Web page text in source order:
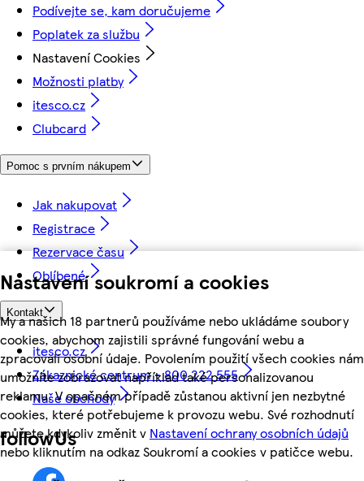
Nastavení soukromí a cookies
My a našich 18 partnerů používáme nebo ukládáme soubory
cookies, abychom zajistili správné fungování webu a
zpracovali osobní údaje. Povolením použití všech cookies nám
umožníte zobrazovat například také personalizovanou
reklamu. V opačném případě zůstanou aktivní jen nezbytné
cookies, které potřebujeme k provozu webu. Své rozhodnutí
můžete kdykoliv změnit v Nastavení ochrany osobních údajů
nebo kliknutím na odkaz Soukromí a cookies v patičce webu.
Podívejte se, kam doručujeme
Poplatek za službu
Nastavení Cookies
Možnosti platby
itesco.cz
Clubcard
Pomoc s prvním nákupem
Jak nakupovat
Registrace
Rezervace času
Oblíbené
Kontakt
itesco.cz
Zákaznické centrum - 800 222 555
Naše obchody
followUs